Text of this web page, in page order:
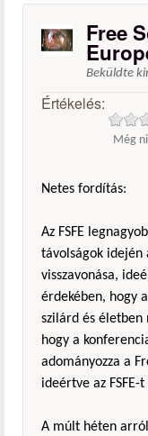
Free
Beküldte
Értékelés:
Még
Netes fordítás:
Az FSFE
távolságok idején
visszavonása,
érdekében, hogy
szilárd és
hogy a
adományozza a
ideértve az FSFE-t
A múlt héten arról